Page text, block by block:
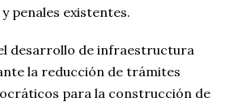
penales existentes.
desarrollo de infraestructura
la reducción de trámites
para la construcción de